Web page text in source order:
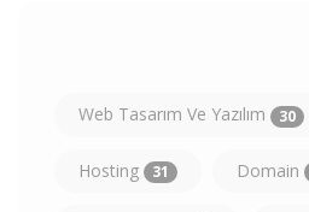
Web Tasarım Ve Yazılım 30
Hosting 31 Domain